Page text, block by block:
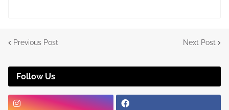
Previous Post Next Post
Follow Us